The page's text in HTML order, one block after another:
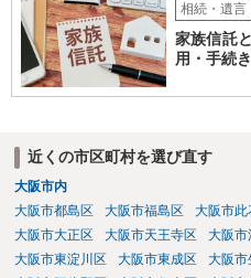
相続・遺言
家族信託
用・手続
近くの市区町村を選び直す
大阪市内
大阪市都島区
大阪市福島区 大阪市此
大阪市大正区
大阪市天王寺区 大阪市
大阪市東淀川区
大阪市東成区 大阪市